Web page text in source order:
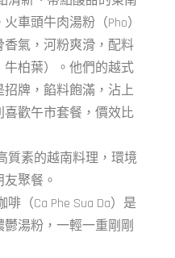
車頭牛肉湯粉（Pho）
氣，河粉爽滑，配料
柏葉）。他們的越式
牌，餡料飽滿，沾上
歡午市套餐，價效比
質素的越南料理，環境
聚餐。
（Ca Phe Sua Da）是
湯粉，一輕一重剛剛